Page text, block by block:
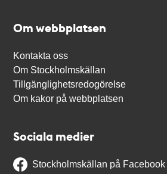
Om webbplatsen
Kontakta oss
Om Stockholmskällan
Tillgänglighetsredogörelse
Om kakor på webbplatsen
Sociala medier
Stockholmskällan på Facebook